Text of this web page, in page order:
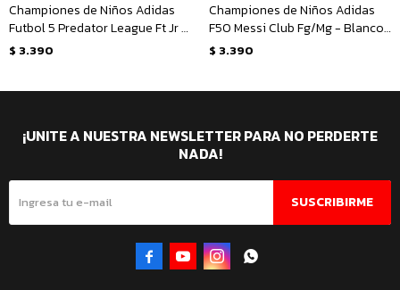
Championes de Niños Adidas
Futbol 5 Predator League Ft Jr -
Rojo - Negro
$ 3.390
Championes de Niños Adidas
F50 Messi Club Fg/Mg - Blanco
- Verde
$ 3.390
¡UNITE A NUESTRA NEWSLETTER PARA NO PERDERTE
NADA!
SUSCRIBIRME
   